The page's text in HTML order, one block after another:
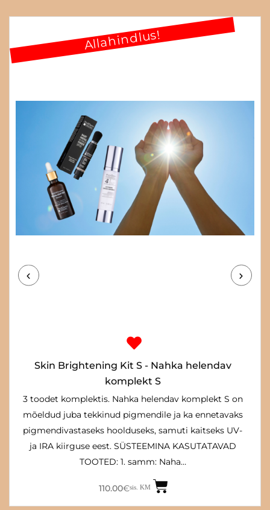
Allahindlus!
Skin Brightening Kit S - Nahka helendav
komplekt S
3 toodet komplektis. Nahka helendav komplekt S on
mõeldud juba tekkinud pigmendile ja ka ennetavaks
pigmendivastaseks hoolduseks, samuti kaitseks UV-
ja IRA kiirguse eest. SÜSTEEMINA KASUTATAVAD
TOOTED: 1. samm: Naha…
110.00€sis. KM